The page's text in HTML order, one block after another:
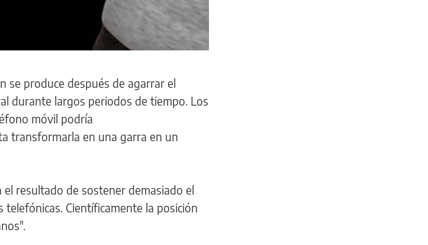
se produce después de agarrar el
durante largos periodos de tiempo. Los
móvil podría
transformarla en una garra en un
el resultado de sostener demasiado el
telefónicas. Científicamente la posición